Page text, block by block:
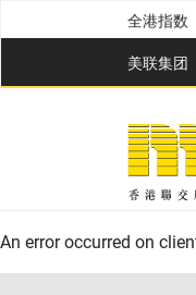
全港指数
港岛指数
九龙指数
新界指数
美联信心
美联集团
全港指数
An error occurred on